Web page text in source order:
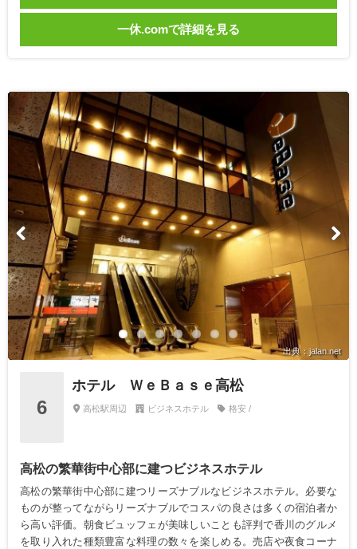
一休.comで詳細を見る
出典：jalan.net
6
ホテル ＷｅＢａｓｅ高松
高松駅周辺 ビジネスホテル 格安 /
高松の繁華街中心部に建つビジネスホテル
高松の繁華街中心部に建つリーズナブルなビジネスホテル。必要な
ものが整ってながらリーズナブルでコスパの良さは多くの宿泊者か
ら高い評価。朝食ビュッフェが美味しいことも評判で香川のグルメ
を取り入れた種類豊富な料理の数々を楽しめる。売店や夜食コーナ